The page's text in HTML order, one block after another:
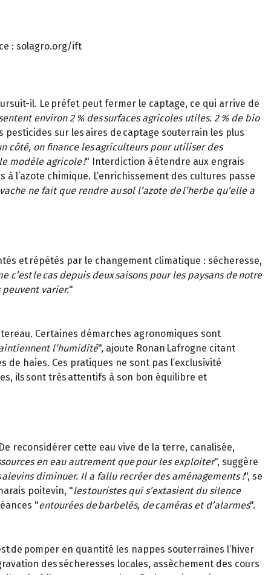
: solagro.org/ift
il. Le préfet peut fermer le captage, ce qui arrive de
environ 2 % des surfaces agricoles utiles. 2 % de bio
sur les aires de captage souterrain les plus
côté, on finance les agriculteurs pour utiliser des
modèle agricole !" Interdiction à étendre aux engrais
l’azote chimique. L’enrichissement des cultures passe
ne fait que rendre au sol l’azote de l’herbe qu’elle a
et répétés par le changement climatique : sécheresse,
c’est le cas depuis deux saisons pour les paysans de notre
peuvent varier."
Certaines démarches agronomiques sont
l’humidité", ajoute Ronan Lafrogne citant
haies. Ces pratiques ne sont pas l’exclusivité
ils sont très attentifs à son bon équilibre et
reconsidérer cette eau vive de la terre, canalisée,
en eau autrement que pour les exploiter", suggère
diminuer. Il a fallu recréer des aménagements !", se
poitevin, "les touristes qui s’extasient du silence
"entourées de barbelés, de caméras et d’alarmes".
de pomper en quantité les nappes souterraines l’hiver
des sécheresses locales, assèchement des cours